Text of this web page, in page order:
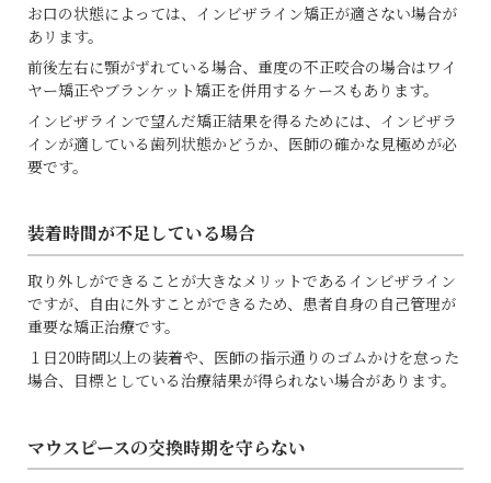
お口の状態によっては、インビザライン矯正が適さない場合が
あリます。
前後左右に顎がずれている場合、重度の不正咬合の場合はワイ
ヤー矯正やブランケット矯正を併用するケースもあります。
インビザラインで望んだ矯正結果を得るためには、インビザラ
インが適している歯列状態かどうか、医師の確かな見極めが必
要です。
装着時間が不足している場合
取り外しができることが大きなメリットであるインビザライン
ですが、自由に外すことができるため、患者自身の自己管理が
重要な矯正治療です。
１日20時間以上の装着や、医師の指示通りのゴムかけを怠った
場合、目標としている治療結果が得られない場合があります。
マウスピースの交換時期を守らない